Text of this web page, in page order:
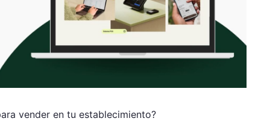
vender en tu establecimiento?